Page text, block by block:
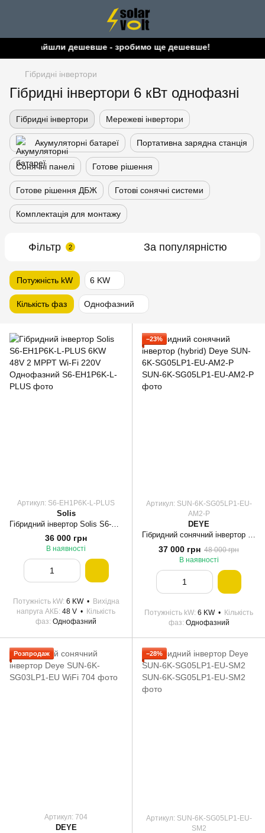
Знайшли дешевше - зробимо ще дешевше!
Гібридні інвертори
Гібридні інвертори 6 кВт однофазні
Гібридні інвертори Мережеві інвертори
Акумуляторні батареї Портативна зарядна станція
Сонячні панелі Готове рішення
Готове рішення ДБЖ Готові сонячні системи
Комплектація для монтажу
Фільтр 2 За популярністю
Потужність kW 6 KW
Кількість фаз Однофазний
Артикул: S6-EH1P6K-L-PLUS
Solis
36 000 грн
В наявності
Потужність kW 6 KW
Вихідна
напруга АКБ 48 V
Кількість
фаз Однофазний
−23%
Артикул: SUN-6K-SG05LP1-EU-
AM2-P
DEYE
Гібридний сонячний інвертор (hybrid) Deye SUN-6K-SG05LP1-EU-AM2-P
37 000 грн 48 000 грн
В наявності
Потужність kW 6 KW
Кількість
фаз Однофазний
Розпродаж
Артикул: 704
DEYE
−28%
Артикул: SUN-6K-SG05LP1-EU-
SM2